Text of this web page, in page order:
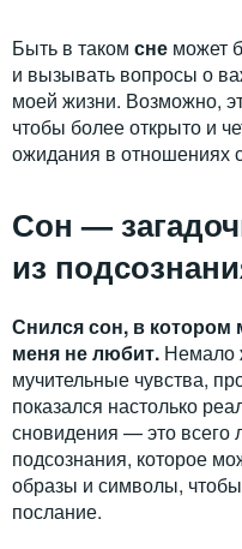
Быть в таком сне может
и вызывать вопросы о
моей жизни. Возможно,
чтобы более открыто и
ожидания в отношениях
Сон —
из
Снился сон, в котором
меня не любит. Немало
мучительные чувства,
показался настолько
сновидения — это
подсознания, которое
образы и символы,
послание.